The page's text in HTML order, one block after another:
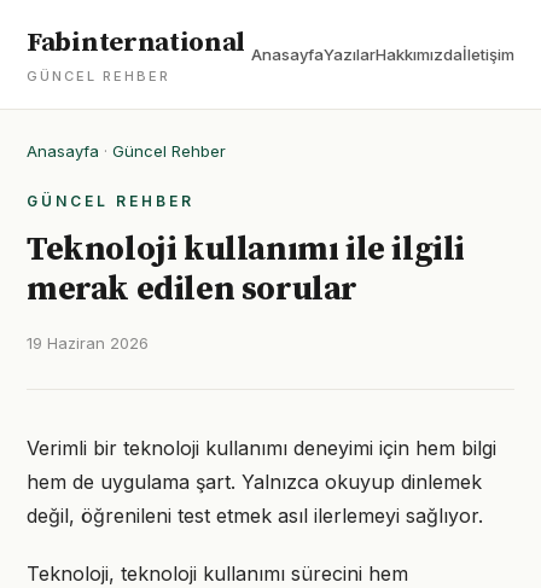
Fabinternational
GÜNCEL REHBER
AnasayfaYazılarHakkımızdaİletişim
Anasayfa · Güncel Rehber
GÜNCEL REHBER
Teknoloji kullanımı ile ilgili
merak edilen sorular
19 Haziran 2026
Verimli bir teknoloji kullanımı deneyimi için hem bilgi
hem de uygulama şart. Yalnızca okuyup dinlemek
değil, öğrenileni test etmek asıl ilerlemeyi sağlıyor.
Teknoloji, teknoloji kullanımı sürecini hem